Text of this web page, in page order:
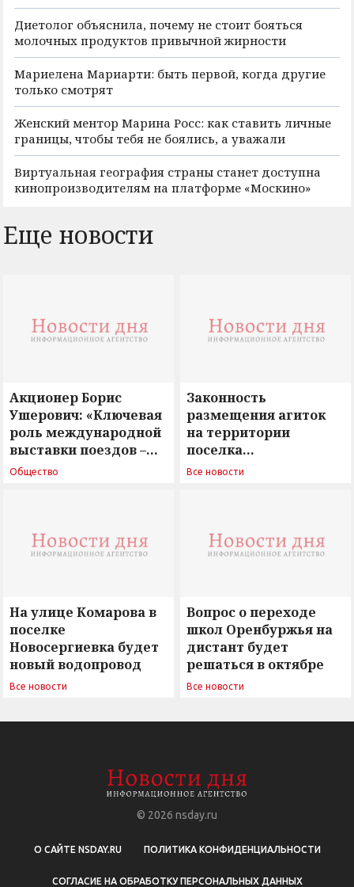
Диетолог объяснила, почему не стоит бояться
молочных продуктов привычной жирности
Мариелена Мариарти: быть первой, когда другие
только смотрят
Женский ментор Марина Росс: как ставить личные
границы, чтобы тебя не боялись, а уважали
Виртуальная география страны станет доступна
кинопроизводителям на платформе «Москино»
Еще новости
Акционер Борис
Ушерович: «Ключевая
роль международной
выставки поездов –
поиск ответов на
Общество
Законность
размещения агиток
на территории
поселка
Новосергиевка
Все новости
На улице Комарова в
поселке
Новосергиевка будет
новый водопровод
Все новости
Вопрос о переходе
школ Оренбуржья на
дистант будет
решаться в октябре
Все новости
© 2026 nsday.ru
О САЙТЕ NSDAY.RU ПОЛИТИКА КОНФИДЕНЦИАЛЬНОСТИ
СОГЛАСИЕ НА ОБРАБОТКУ ПЕРСОНАЛЬНЫХ ДАННЫХ